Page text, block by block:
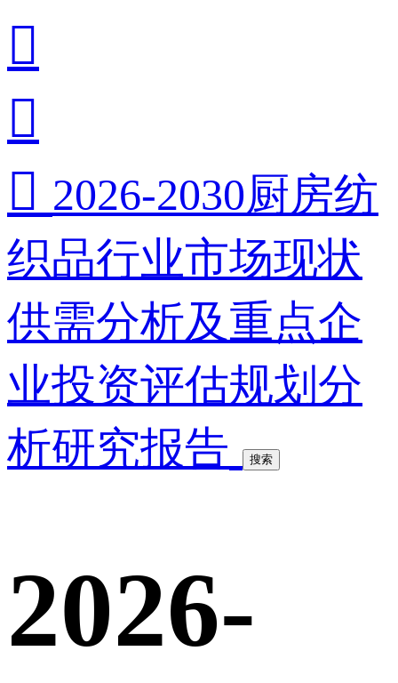


 2026-2030厨房纺
织品行业市场现状
供需分析及重点企
业投资评估规划分
析研究报告
搜索
2026-